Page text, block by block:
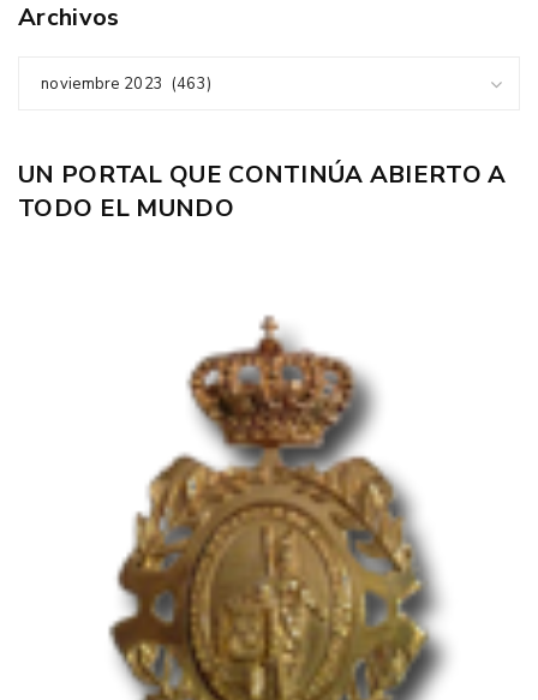
Archivos
noviembre 2023 (463)
UN PORTAL QUE CONTINÚA ABIERTO A
TODO EL MUNDO